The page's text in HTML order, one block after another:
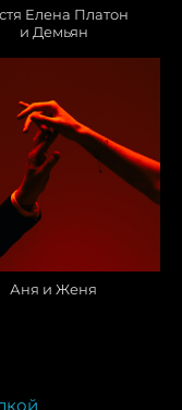
Елена Платон
и Демьян
Аня и Женя